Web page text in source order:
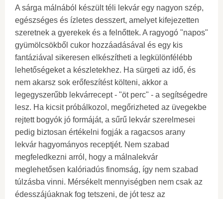
A sárga málnából készült téli lekvár egy nagyon szép,
egészséges és ízletes desszert, amelyet kifejezetten
szeretnek a gyerekek és a felnőttek. A ragyogó "napos"
gyümölcsökből cukor hozzáadásával és egy kis
fantáziával sikeresen elkészítheti a legkülönfélébb
lehetőségeket a készletekhez. Ha sürgeti az idő, és
nem akarsz sok erőfeszítést költeni, akkor a
legegyszerűbb lekvárrecept - "öt perc" - a segítségedre
lesz. Ha kicsit próbálkozol, megőrizheted az üvegekbe
rejtett bogyók jó formáját, a sűrű lekvár szerelmesei
pedig biztosan értékelni fogják a ragacsos arany
lekvár hagyományos receptjét. Nem szabad
megfeledkezni arról, hogy a málnalekvár
meglehetősen kalóriadús finomság, így nem szabad
túlzásba vinni. Mérsékelt mennyiségben nem csak az
édesszájúaknak fog tetszeni, de jót tesz az